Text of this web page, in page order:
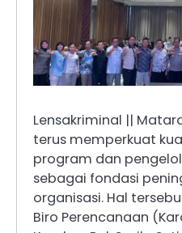
Lensakriminal ||
terus memperkuat
program dan
sebagai fondasi
organisasi. Hal
Biro Perencanaan